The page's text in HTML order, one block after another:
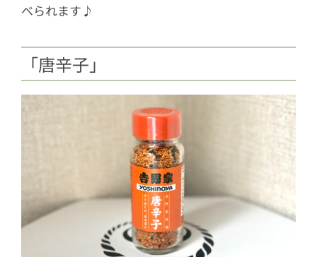
べられます♪
「唐辛子」